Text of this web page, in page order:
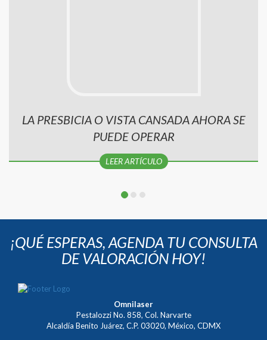
LA PRESBICIA O VISTA CANSADA AHORA SE
PUEDE OPERAR
LEER ARTÍCULO
¡QUÉ ESPERAS, AGENDA TU CONSULTA
DE VALORACIÓN HOY!
Omnilaser
Pestalozzi No. 858, Col. Narvarte
Alcaldía Benito Juárez, C.P. 03020, México, CDMX